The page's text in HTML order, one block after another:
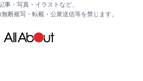
事・写真・イラストなど、
断複写・転載・公衆送信等を禁じます。